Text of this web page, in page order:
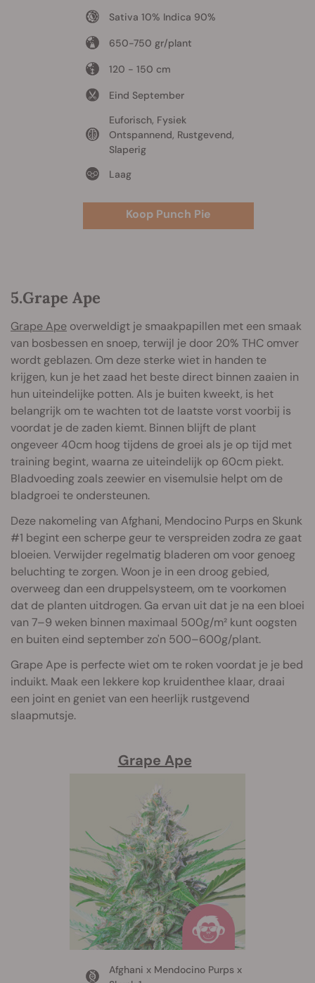
Sativa 10% Indica 90%
650-750 gr/plant
120 - 150 cm
Eind September
Euforisch, Fysiek
Ontspannend, Rustgevend,
Slaperig
Laag
Koop Punch Pie
5.Grape Ape
Grape Ape overweldigt je smaakpapillen met een smaak
van bosbessen en snoep, terwijl je door 20% THC omver
wordt geblazen. Om deze sterke wiet in handen te
krijgen, kun je het zaad het beste direct binnen zaaien in
hun uiteindelijke potten. Als je buiten kweekt, is het
belangrijk om te wachten tot de laatste vorst voorbij is
voordat je de zaden kiemt. Binnen blijft de plant
ongeveer 40cm hoog tijdens de groei als je op tijd met
training begint, waarna ze uiteindelijk op 60cm piekt.
Bladvoeding zoals zeewier en visemulsie helpt om de
bladgroei te ondersteunen.
Deze nakomeling van Afghani, Mendocino Purps en Skunk
#1 begint een scherpe geur te verspreiden zodra ze gaat
bloeien. Verwijder regelmatig bladeren om voor genoeg
beluchting te zorgen. Woon je in een droog gebied,
overweeg dan een druppelsysteem, om te voorkomen
dat de planten uitdrogen. Ga ervan uit dat je na een bloei
van 7–9 weken binnen maximaal 500g/m² kunt oogsten
en buiten eind september zo'n 500–600g/plant.
Grape Ape is perfecte wiet om te roken voordat je je bed
induikt. Maak een lekkere kop kruidenthee klaar, draai
een joint en geniet van een heerlijk rustgevend
slaapmutsje.
Grape Ape
Afghani x Mendocino Purps x